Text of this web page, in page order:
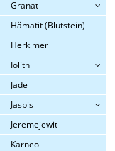
Granat
Hämatit (Blutstein)
Herkimer
Iolith
Jade
Jaspis
Jeremejewit
Karneol